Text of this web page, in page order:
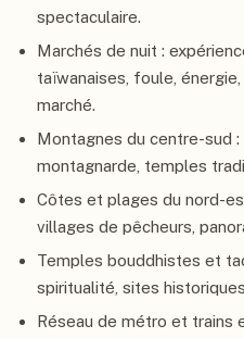
spectaculaire.
Marchés de nuit :
taïwanaises, foule,
marché.
Montagnes du centre-sud :
montagnarde, temples
Côtes et plages du nord-
villages de pêcheurs,
Temples bouddhistes et
spiritualité, sites
Réseau de métro et trains